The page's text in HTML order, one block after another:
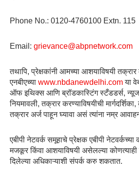
Phone No.: 0120-4760100 Extn. 115
Email: grievance@abpnetwork.com
तथापि, प्रेक्षकांनी आमच्या आशयाविषयी तक्रार
एनबीएच्या www.nbdanewdelhi.comया
ऑफ इथिक्स आणि ब्रॉडकास्टिंग स्टँडडर्स, न्यूज
नियमावली, तक्रार करण्याविषयीची
तक्रार अर्ज पाहून घ्यावा असं त्यांना नम्र
एबीपी नेटवर्क समूहाचे प्रेक्षक एबीपी नेटवर्कच्या
मजकूर किंवा आशयाविषयी असेलल्या कोणत्याही
दिलेल्या अधिकाऱ्याशी संपर्क करु शकतात.